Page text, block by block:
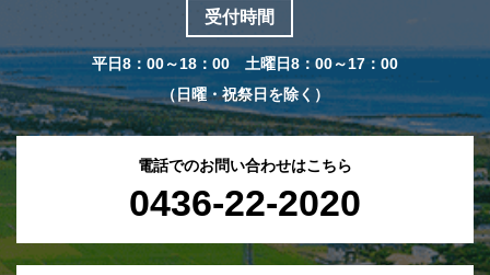
受付時間
平日8：00～18：00 土曜日8：00～17：00
（日曜・祝祭日を除く）
電話でのお問い合わせはこちら
0436-22-2020